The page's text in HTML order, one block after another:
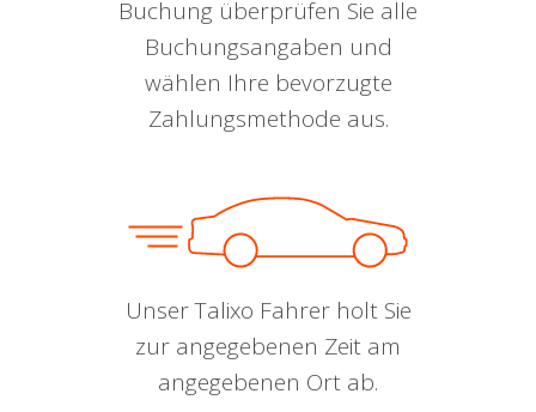
Buchung überprüfen Sie alle
Buchungsangaben und
wählen Ihre bevorzugte
Zahlungsmethode aus.
Unser Talixo Fahrer holt Sie
zur angegebenen Zeit am
angegebenen Ort ab.